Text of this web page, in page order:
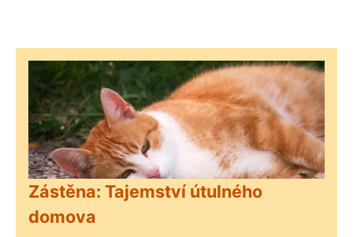
Zástěna: Tajemství útulného
domova